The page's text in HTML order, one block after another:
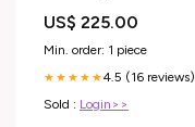
US$ 225.00
Min. order: 1 piece
★★★★★4.5 (16 reviews)
Sold : Login>>